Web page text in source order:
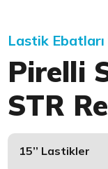
Lastik
Pirelli
STR
15’’ Lastikler